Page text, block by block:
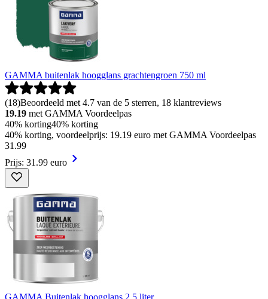
GAMMA buitenlak hoogglans grachtengroen 750 ml
(18)Beoordeeld met 4.7 van de 5 sterren, 18 klantreviews
19.19 met GAMMA Voordeelpas
40% korting40% korting
40% korting, voordeelprijs: 19.19 euro met GAMMA Voordeelpas
31.99
Prijs: 31.99 euro